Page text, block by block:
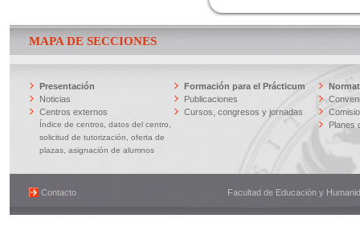
MAPA DE SECCIONES
Presentación
Noticias
Centros externos
Índice de centros, datos del centro,
solicitud de tutorización, oferta de
plazas, asignación de alumnos
Formación para el Prácticum
Publicaciones
Cursos, congresos y jornadas
Planes
Contacto Facultad de Educación y